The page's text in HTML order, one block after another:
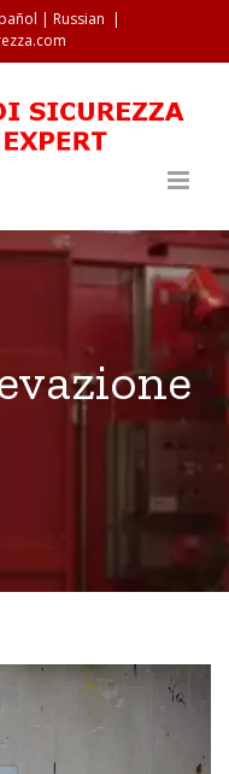
| Russian |